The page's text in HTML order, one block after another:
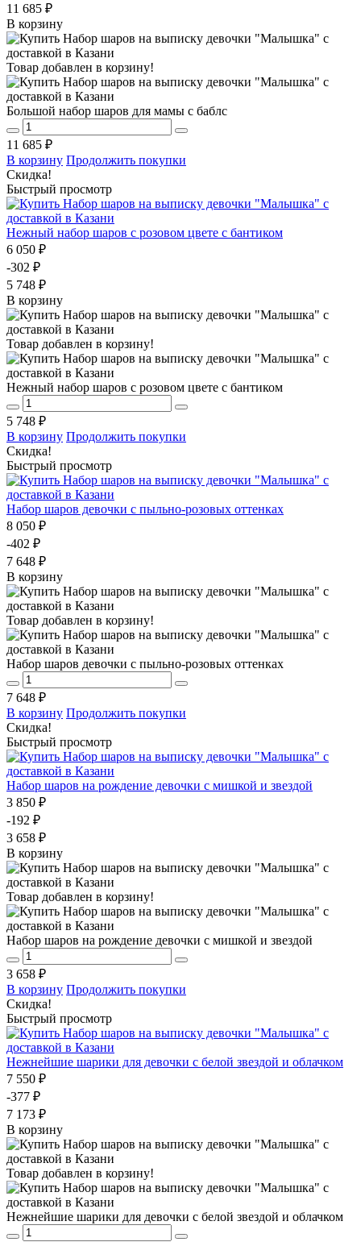
11 685 ₽
В корзину
Товар добавлен в корзину!
Большой набор шаров для мамы с баблс
11 685 ₽
В корзину Продолжить покупки
Скидка!
Быстрый просмотр
Нежный набор шаров с розовом цвете с бантиком
6 050 ₽
-302 ₽
5 748 ₽
В корзину
Товар добавлен в корзину!
Нежный набор шаров с розовом цвете с бантиком
5 748 ₽
В корзину Продолжить покупки
Скидка!
Быстрый просмотр
Набор шаров девочки с пыльно-розовых оттенках
8 050 ₽
-402 ₽
7 648 ₽
В корзину
Товар добавлен в корзину!
Набор шаров девочки с пыльно-розовых оттенках
7 648 ₽
В корзину Продолжить покупки
Скидка!
Быстрый просмотр
Набор шаров на рождение девочки с мишкой и звездой
3 850 ₽
-192 ₽
3 658 ₽
В корзину
Товар добавлен в корзину!
Набор шаров на рождение девочки с мишкой и звездой
3 658 ₽
В корзину Продолжить покупки
Скидка!
Быстрый просмотр
Нежнейшие шарики для девочки с белой звездой и облачком
7 550 ₽
-377 ₽
7 173 ₽
В корзину
Товар добавлен в корзину!
Нежнейшие шарики для девочки с белой звездой и облачком